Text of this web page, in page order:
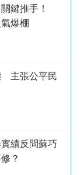
關鍵推手！
爆棚
主張公平民
績反問蘇巧
？